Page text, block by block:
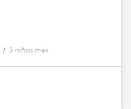
/ 5 niños máx.